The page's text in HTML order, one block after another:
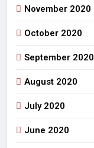
November 2020
October 2020
September 2020
August 2020
July 2020
June 2020